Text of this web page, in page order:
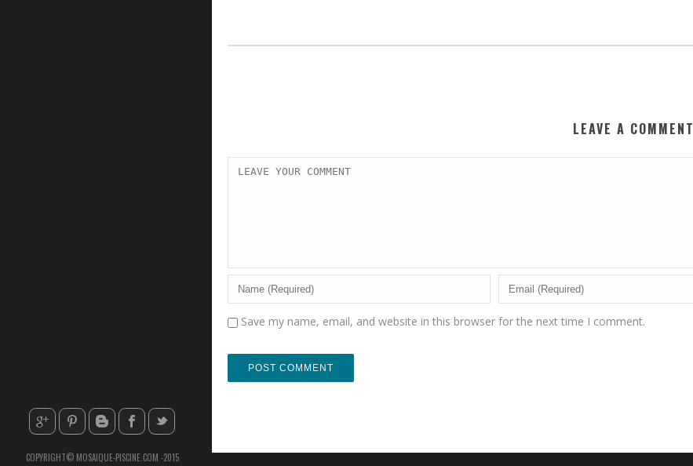
COPYRIGHT© MOSAIQUE-PISCINE.COM -2015
LEAVE A COMMENT
Save my name, email, and website in this browser for the next time I comment.